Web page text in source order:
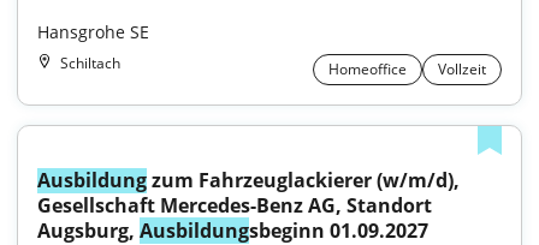
Hansgrohe SE
Schiltach Homeoffice Vollzeit
Ausbildung zum Fahrzeuglackierer (w/m/d),
Gesellschaft Mercedes-Benz AG, Standort
Augsburg, Ausbildungsbeginn 01.09.2027